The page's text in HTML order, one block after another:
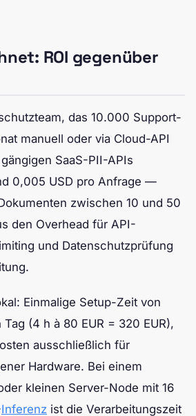
ROI gegenüber
das 10.000 Support-
manuell oder via Cloud-API
SaaS-PII-APIs
0,005 USD pro Anfrage —
zwischen 10 und 50
den Overhead für API-
und Datenschutzprüfung
Einmalige Setup-Zeit von
(4 h à 80 EUR = 320 EUR),
ausschließlich für
Hardware. Bei einem
kleinen Server-Node mit 16
Inferenz ist die Verarbeitungszeit